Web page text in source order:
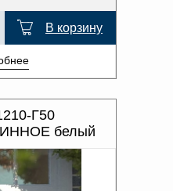
В корзину
Г50
белый